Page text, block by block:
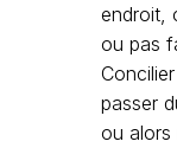
endroit,
ou pas
passer
ou alors